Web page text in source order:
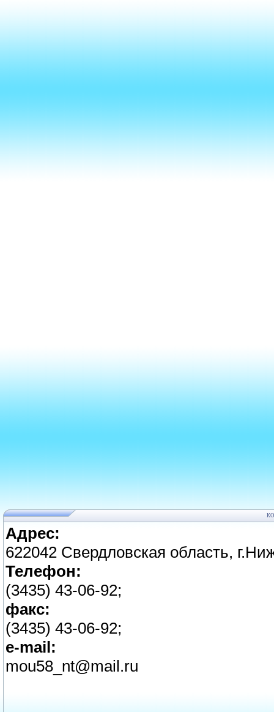
Адрес:
622042 Свердловская область,
Телефон:
(3435) 43-06-92;
факс:
(3435) 43-06-92;
e-mail:
mou58_nt@mail.ru